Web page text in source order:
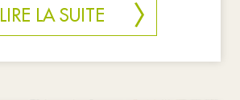
LIRE LA SUITE